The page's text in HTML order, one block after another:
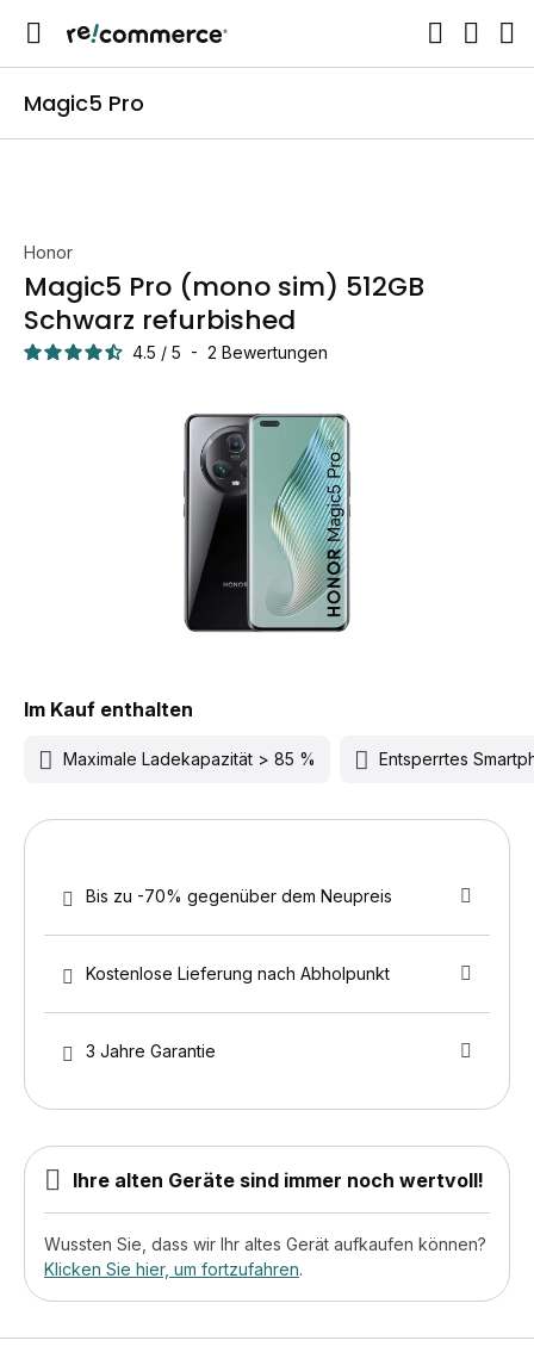
Magic5 Pro
Honor
Magic5 Pro (mono sim) 512GB
Schwarz refurbished
4.5 / 5 - 2 Bewertungen
Im Kauf enthalten
Maximale Ladekapazität > 85 % Entsperrtes
Bis zu -70% gegenüber dem Neupreis
Kostenlose Lieferung nach Abholpunkt
3 Jahre Garantie
Ihre alten Geräte sind immer noch wertvoll!
Wussten Sie, dass wir Ihr altes Gerät aufkaufen können?
Klicken Sie hier, um fortzufahren.